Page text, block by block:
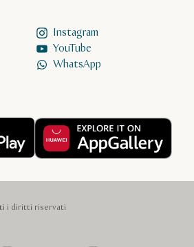
Instagram
YouTube
WhatsApp
i diritti riservati